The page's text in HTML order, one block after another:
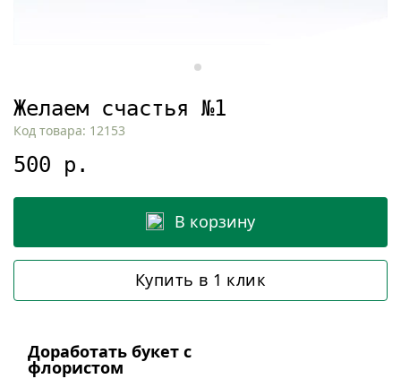
Желаем счастья №1
Код товара: 12153
500 р.
В корзину
Купить в 1 клик
Доработать букет с
флористом